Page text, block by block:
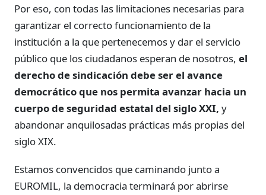
Por eso, con todas las limitaciones necesarias para
garantizar el correcto funcionamiento de la
institución a la que pertenecemos y dar el servicio
público que los ciudadanos esperan de nosotros, el
derecho de sindicación debe ser el avance
democrático que nos permita avanzar hacia un
cuerpo de seguridad estatal del siglo XXI, y
abandonar anquilosadas prácticas más propias del
siglo XIX.
Estamos convencidos que caminando junto a
EUROMIL, la democracia terminará por abrirse